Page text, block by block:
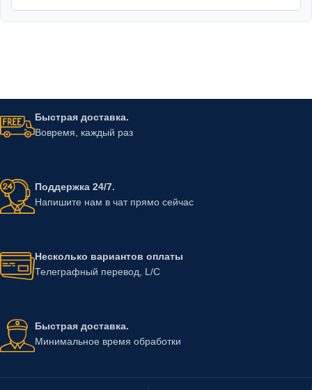
Быстрая доставка.
Вовремя, каждый раз
Поддержка 24/7.
Напишите нам в чат прямо сейчас
Несколько вариантов оплаты
Телеграфный перевод, L/C
Быстрая доставка.
Минимальное время обработки